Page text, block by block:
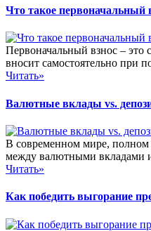
Что такое первоначальный
Первоначальный взнос – это
вносит самостоятельно при
Читать»
Валютные вклады vs.
В современном мире, полном
между валютными вкладами
Читать»
Как победить выгорание